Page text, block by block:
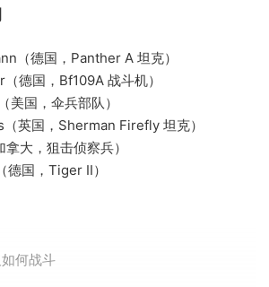
（德国，Panther A 坦克）
德国，Bf109A 战斗机）
美国，伞兵部队）
英国，Sherman Firefly 坦克）
大，狙击侦察兵）
国，Tiger II）
何战斗